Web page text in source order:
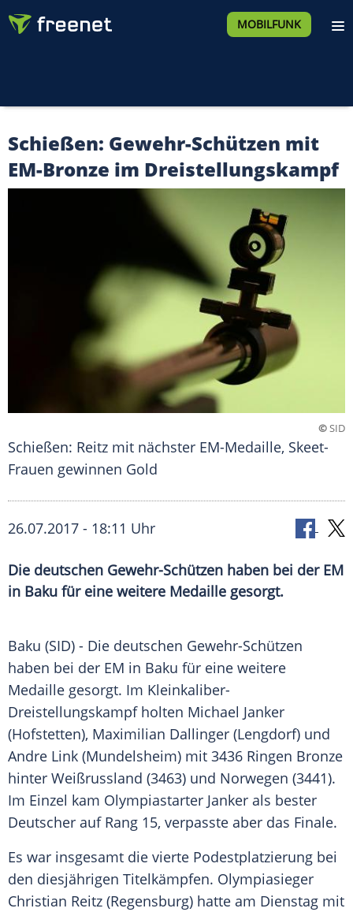
MOBILFUNK
Schießen: Gewehr-Schützen mit
EM-Bronze im Dreistellungskampf
©SID
Schießen: Reitz mit nächster EM-Medaille, Skeet-
Frauen gewinnen Gold
26.07.2017 - 18:11 Uhr
Die deutschen Gewehr-Schützen haben bei der EM
in Baku für eine weitere Medaille gesorgt.
Baku (SID) - Die deutschen Gewehr-Schützen
haben bei der EM in Baku für eine weitere
Medaille gesorgt. Im Kleinkaliber-
Dreistellungskampf holten Michael Janker
(Hofstetten), Maximilian Dallinger (Lengdorf) und
Andre Link (Mundelsheim) mit 3436 Ringen Bronze
hinter Weißrussland (3463) und Norwegen (3441).
Im Einzel kam Olympiastarter Janker als bester
Deutscher auf Rang 15, verpasste aber das Finale.
Es war insgesamt die vierte Podestplatzierung bei
den diesjährigen Titelkämpfen. Olympiasieger
Christian Reitz (Regensburg) hatte am Dienstag mit